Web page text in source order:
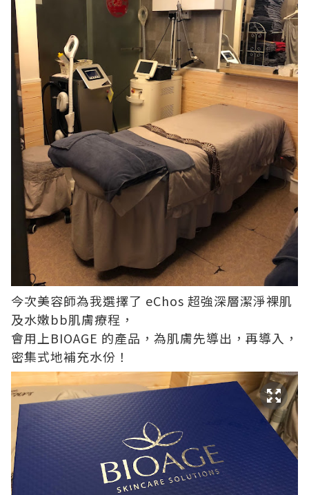
今次美容師為我選擇了 eChos 超強深層潔淨裸肌
及水嫩bb肌膚療程，
會用上BIOAGE 的產品，為肌膚先導出，再導入，
密集式地補充水份！